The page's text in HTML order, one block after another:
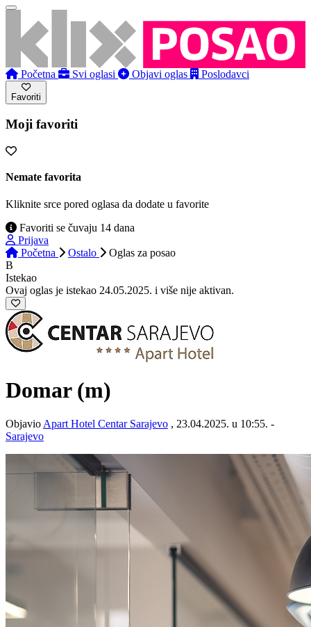
Početna Svi oglasi Objavi oglas Poslodavci
Favoriti
Moji favoriti
Nemate favorita
Kliknite srce pored oglasa da dodate u favorite
Favoriti se čuvaju 14 dana
Prijava
Početna
Ostalo Oglas za posao
B
Istekao
Ovaj oglas je istekao 24.05.2025. i više nije aktivan.
Domar (m)
Objavio Apart Hotel Centar Sarajevo , 23.04.2025. u 10:55. -
Sarajevo